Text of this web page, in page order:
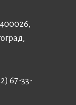
67-33-